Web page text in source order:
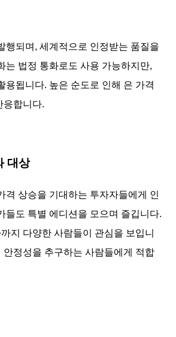
행되며, 세계적으로 인정받는 품질을
는 법정 통화로도 사용 가능하지만,
용됩니다. 높은 순도로 인해 은 가격
응합니다.
대상
격 상승을 기대하는 투자자들에게 인
들도 특별 에디션을 모으며 즐깁니다.
지 다양한 사람들이 관심을 보입니
안정성을 추구하는 사람들에게 적합